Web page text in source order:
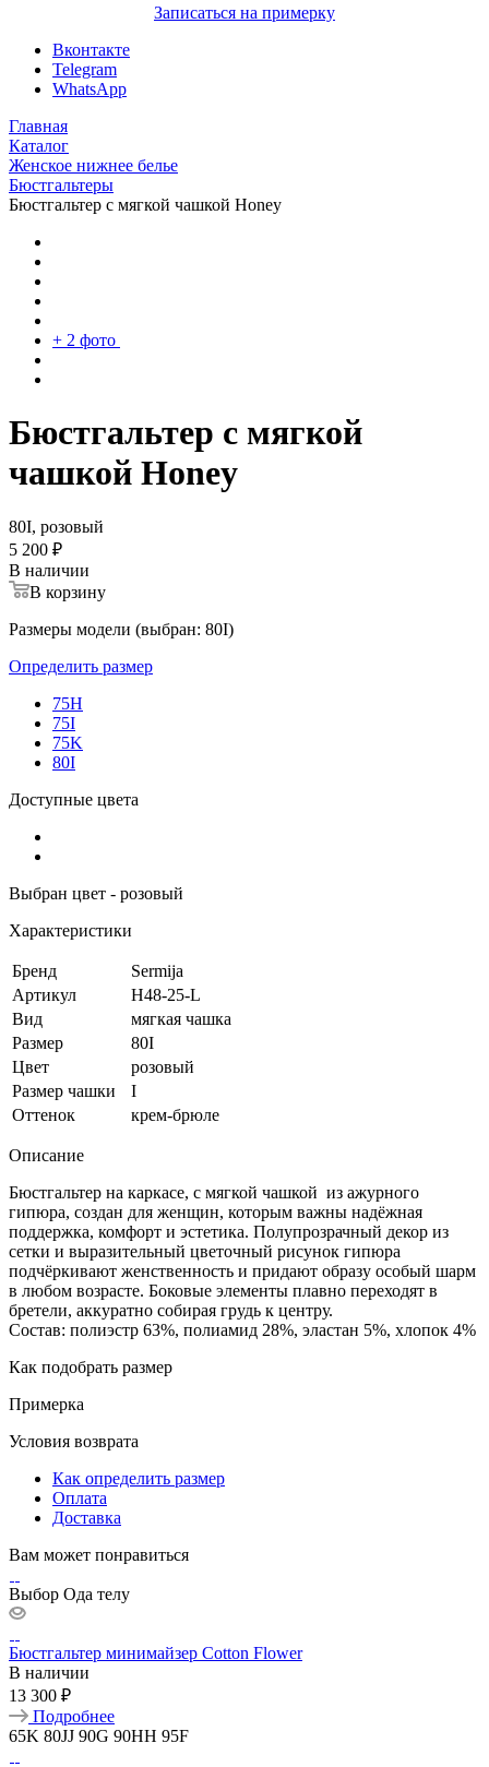
Записаться на примерку
Вконтакте
Telegram
WhatsApp
Главная
Каталог
Женское нижнее белье
Бюстгальтеры
Бюстгальтер с мягкой чашкой Honey
+ 2 фото
Бюстгальтер с мягкой
чашкой Honey
80I, розовый
5 200 ₽
В наличии
В корзину
Размеры модели (выбран: 80I)
Определить размер
75H
75I
75K
80I
Доступные цвета
Выбран цвет - розовый
Характеристики
Бренд
Sermija
Артикул
H48-25-L
Вид
мягкая чашка
Размер
80I
Цвет
розовый
Размер чашки
I
Оттенок
крем-брюле
Описание
Бюстгальтер на каркасе, с мягкой чашкой из ажурного
гипюра, создан для женщин, которым важны надёжная
поддержка, комфорт и эстетика. Полупрозрачный декор из
сетки и выразительный цветочный рисунок гипюра
подчёркивают женственность и придают образу особый шарм
в любом возрасте. Боковые элементы плавно переходят в
бретели, аккуратно собирая грудь к центру.
Состав: полиэстр 63%, полиамид 28%, эластан 5%, хлопок 4%
Как подобрать размер
Примерка
Условия возврата
Как определить размер
Оплата
Доставка
Вам может понравиться
Выбор Ода телу
Бюстгальтер минимайзер Cotton Flower
В наличии
13 300 ₽
Подробнее
65K 80JJ 90G 90HH 95F